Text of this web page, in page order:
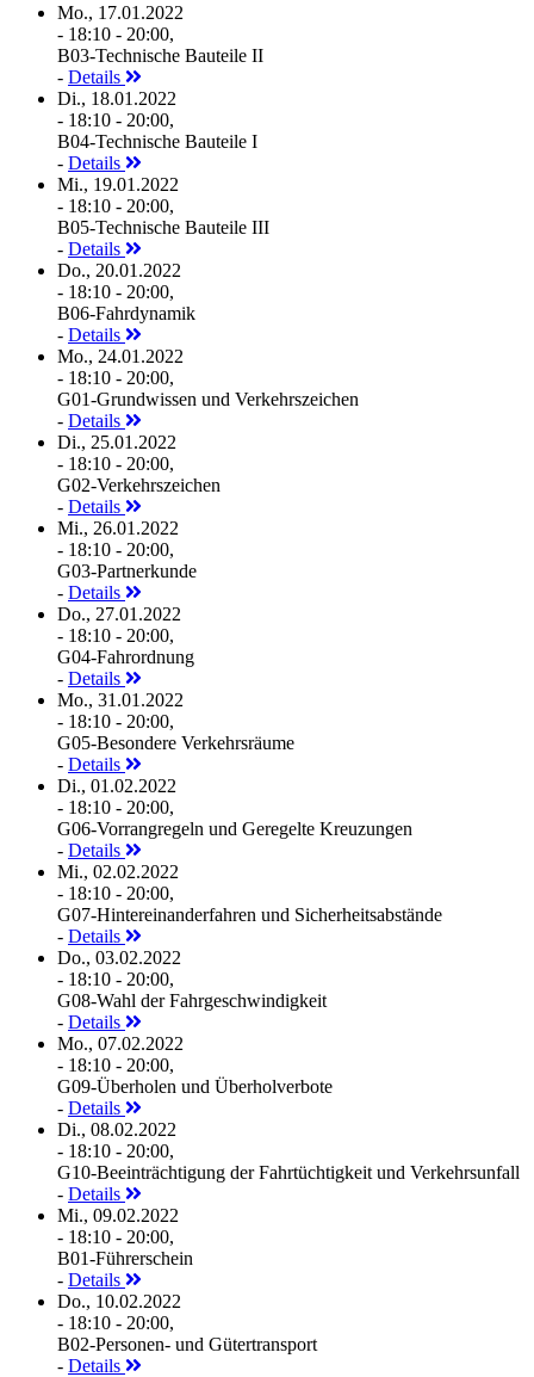
Mo., 17.01.2022
- 18:10 - 20:00,
B03-Technische Bauteile II
- Details
Di., 18.01.2022
- 18:10 - 20:00,
B04-Technische Bauteile I
- Details
Mi., 19.01.2022
- 18:10 - 20:00,
B05-Technische Bauteile III
- Details
Do., 20.01.2022
- 18:10 - 20:00,
B06-Fahrdynamik
- Details
Mo., 24.01.2022
- 18:10 - 20:00,
G01-Grundwissen und Verkehrszeichen
- Details
Di., 25.01.2022
- 18:10 - 20:00,
G02-Verkehrszeichen
- Details
Mi., 26.01.2022
- 18:10 - 20:00,
G03-Partnerkunde
- Details
Do., 27.01.2022
- 18:10 - 20:00,
G04-Fahrordnung
- Details
Mo., 31.01.2022
- 18:10 - 20:00,
G05-Besondere Verkehrsräume
- Details
Di., 01.02.2022
- 18:10 - 20:00,
G06-Vorrangregeln und Geregelte Kreuzungen
- Details
Mi., 02.02.2022
- 18:10 - 20:00,
G07-Hintereinanderfahren und Sicherheitsabstände
- Details
Do., 03.02.2022
- 18:10 - 20:00,
G08-Wahl der Fahrgeschwindigkeit
- Details
Mo., 07.02.2022
- 18:10 - 20:00,
G09-Überholen und Überholverbote
- Details
Di., 08.02.2022
- 18:10 - 20:00,
G10-Beeinträchtigung der Fahrtüchtigkeit und Verkehrsunfall
- Details
Mi., 09.02.2022
- 18:10 - 20:00,
B01-Führerschein
- Details
Do., 10.02.2022
- 18:10 - 20:00,
B02-Personen- und Gütertransport
- Details